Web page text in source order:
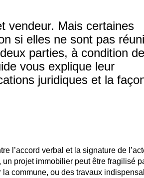
vendeur. Mais certaines
si elles ne sont pas
parties, à condition
vous explique leur
juridiques et la
l’accord verbal et la signature de
projet immobilier peut être fragilisé
commune, ou des travaux